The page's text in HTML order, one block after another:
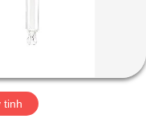
tinh